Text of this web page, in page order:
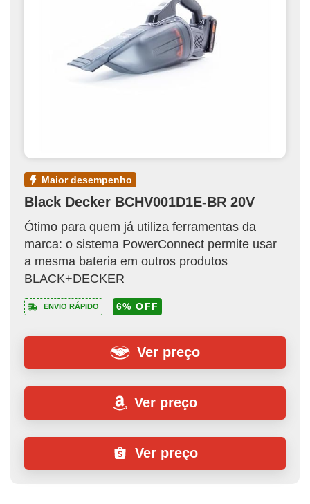
maior desempenho
Black Decker BCHV001D1E-BR 20V
Ótimo para quem já utiliza ferramentas da
marca: o sistema PowerConnect permite usar
a mesma bateria em outros produtos
BLACK+DECKER
ENVIO RÁPIDO 6% OFF
Ver preço
Ver preço
Ver preço